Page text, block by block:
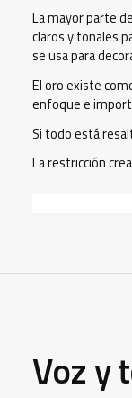
La mayor parte
claros y tonales
se usa para
El oro existe
enfoque e
Si todo está
La restricción
Voz y